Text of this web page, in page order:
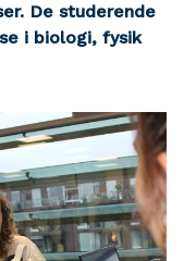
De studerende
i biologi, fysik